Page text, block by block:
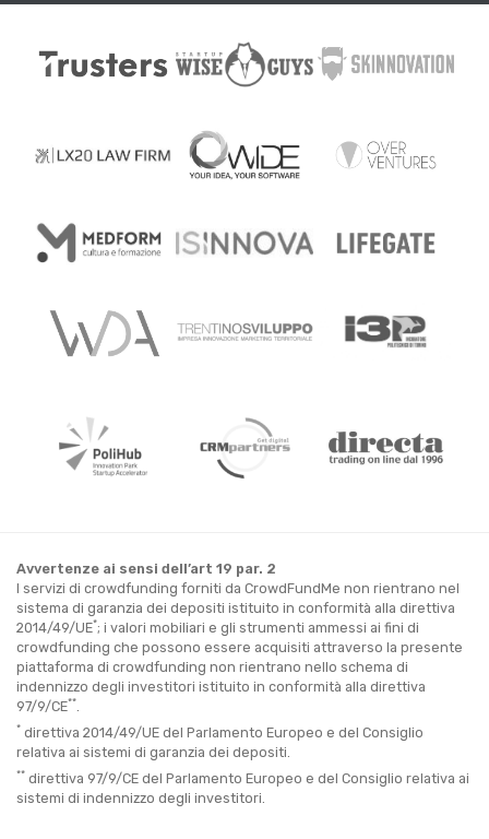
Avvertenze ai sensi dell’art 19 par. 2
I servizi di crowdfunding forniti da CrowdFundMe non rientrano nel
sistema di garanzia dei depositi istituito in conformità alla direttiva
2014/49/UE*; i valori mobiliari e gli strumenti ammessi ai fini di
crowdfunding che possono essere acquisiti attraverso la presente
piattaforma di crowdfunding non rientrano nello schema di
indennizzo degli investitori istituito in conformità alla direttiva
97/9/CE**
* direttiva 2014/49/UE del Parlamento Europeo e del Consiglio
relativa ai sistemi di garanzia dei depositi.
** direttiva 97/9/CE del Parlamento Europeo e del Consiglio relativa ai
sistemi di indennizzo degli investitori.